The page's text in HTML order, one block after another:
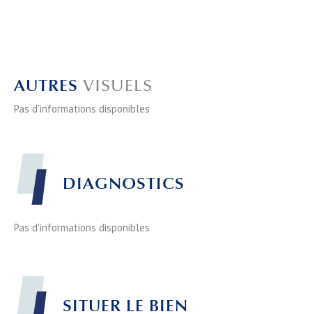
AUTRES VISUELS
Pas d'informations disponibles
DIAGNOSTICS
Pas d'informations disponibles
SITUER LE BIEN